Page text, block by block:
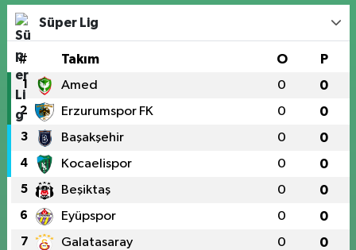
Süper Lig
# Takım O P
1 Amed 0 0
2 Erzurumspor FK 0 0
3 Başakşehir 0 0
4 Kocaelispor 0 0
5 Beşiktaş 0 0
6 Eyüpspor 0 0
7 Galatasaray 0 0